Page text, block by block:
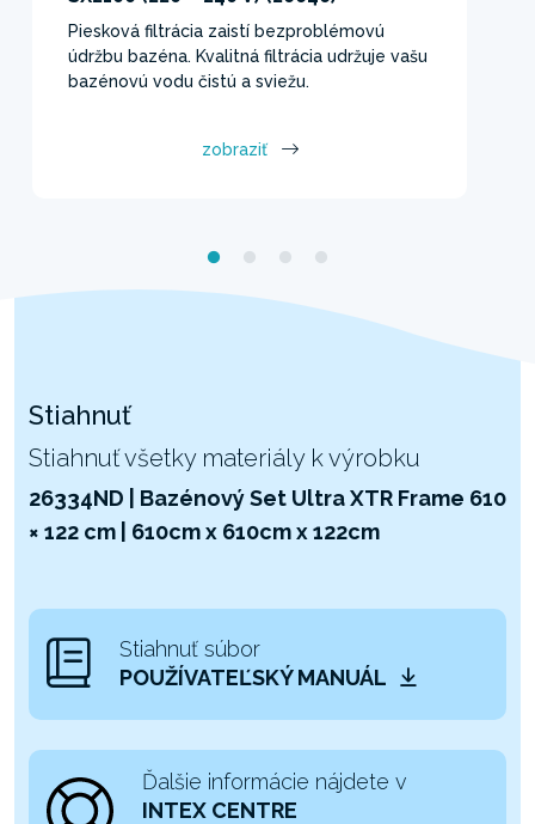
Piesková filtrácia zaistí bezproblémovú
údržbu bazéna. Kvalitná filtrácia udržuje vašu
bazénovú vodu čistú a sviežu.
zobraziť
Stiahnuť
Stiahnuť všetky materiály k výrobku
26334ND | Bazénový Set Ultra XTR Frame 610
× 122 cm | 610cm x 610cm x 122cm
Stiahnuť súbor
POUŽÍVATEĽSKÝ MANUÁL
Ďalšie informácie nájdete v
INTEX CENTRE